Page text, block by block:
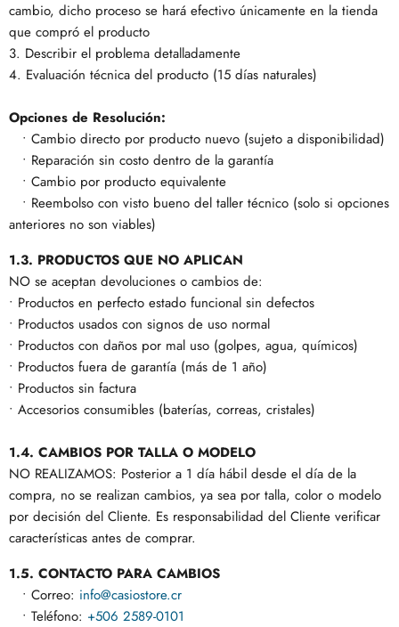
cambio, dicho proceso se hará efectivo únicamente en la tienda
que compró el producto
3. Describir el problema detalladamente
4. Evaluación técnica del producto (15 días naturales)
Opciones de Resolución:
• Cambio directo por producto nuevo (sujeto a disponibilidad)
• Reparación sin costo dentro de la garantía
• Cambio por producto equivalente
• Reembolso con visto bueno del taller técnico (solo si opciones
anteriores no son viables)
1.3. PRODUCTOS QUE NO APLICAN
NO se aceptan devoluciones o cambios de:
• Productos en perfecto estado funcional sin defectos
• Productos usados con signos de uso normal
• Productos con daños por mal uso (golpes, agua, químicos)
• Productos fuera de garantía (más de 1 año)
• Productos sin factura
• Accesorios consumibles (baterías, correas, cristales)
1.4. CAMBIOS POR TALLA O MODELO
NO REALIZAMOS: Posterior a 1 día hábil desde el día de la
compra, no se realizan cambios, ya sea por talla, color o modelo
por decisión del Cliente. Es responsabilidad del Cliente verificar
características antes de comprar.
1.5. CONTACTO PARA CAMBIOS
• Correo: info@casiostore.cr
• Teléfono: +506 2589-0101